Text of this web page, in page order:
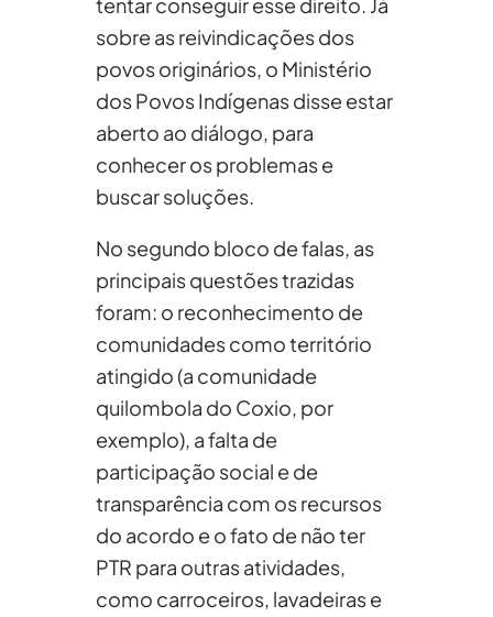
sobre as reivindicações dos
povos originários, o Ministério
dos Povos Indígenas disse estar
aberto ao diálogo, para
conhecer os problemas e
buscar soluções.
No segundo bloco de falas, as
principais questões trazidas
foram: o reconhecimento de
comunidades como território
atingido (a comunidade
quilombola do Coxio, por
exemplo), a falta de
participação social e de
transparência com os recursos
do acordo e o fato de não ter
PTR para outras atividades,
como carroceiros, lavadeiras e